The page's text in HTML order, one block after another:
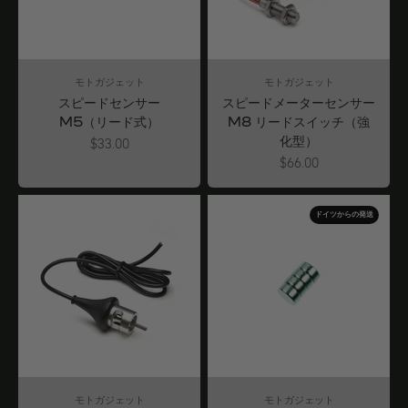
モトガジェット
スピードセンサー
M5（リード式）
Angebot
$33.00
モトガジェット
スピードメーターセンサー
M8 リードスイッチ（強
化型）
Angebot
$66.00
モトガジェット
ドイツからの発送
モトガジェット